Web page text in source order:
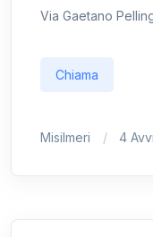
Via Gaetano
Chiama
Misilmeri 4